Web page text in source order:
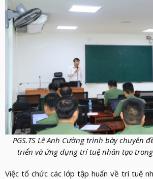
PGS.TS Lê Anh Cường trình bày chuyên
triển và ứng dụng trí tuệ nhân tạo
Việc tổ chức các lớp tập huấn về trí tuệ